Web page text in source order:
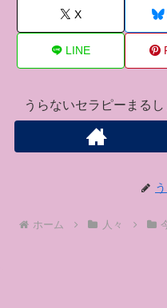
X
LINE
うらないセラピーまる
ホーム 人々